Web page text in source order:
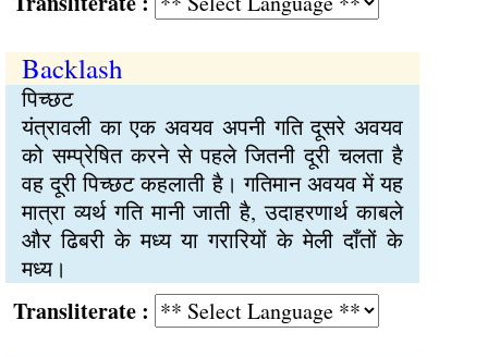
Backlash
पिच्छट
यंत्रावली का एक अवयव अपनी गति दूसरे अवयव
को सम्प्रेषित करने से पहले जितनी दूरी चलता है
वह दूरी पिच्छट कहलाती है। गतिमान अवयव में यह
मात्रा व्यर्थ गति मानी जाती है, उदाहरणार्थ काबले
और ढिबरी के मध्य या गरारियों के मेली दाँतों के
मध्य।
: